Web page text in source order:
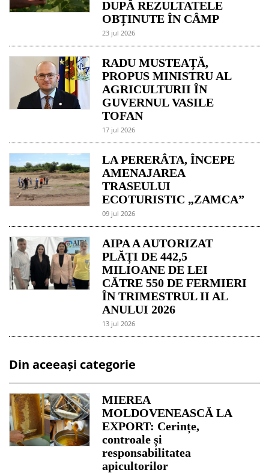
DUPĂ REZULTATELE
OBȚINUTE ÎN CÂMP
23 jul 2026
RADU MUSTEAȚĂ,
PROPUS MINISTRU AL
AGRICULTURII ÎN
GUVERNUL VASILE
TOFAN
17 jul 2026
LA PERERÂTA, ÎNCEPE
AMENAJAREA
TRASEULUI
ECOTURISTIC „ZAMCA”
09 jul 2026
AIPA A AUTORIZAT
PLĂȚI DE 442,5
MILIOANE DE LEI
CĂTRE 550 DE FERMIERI
ÎN TRIMESTRUL II AL
ANULUI 2026
13 jul 2026
Din aceeași categorie
MIEREA
MOLDOVENEASCĂ LA
EXPORT: Cerințe,
controale și
responsabilitatea
apicultorilor